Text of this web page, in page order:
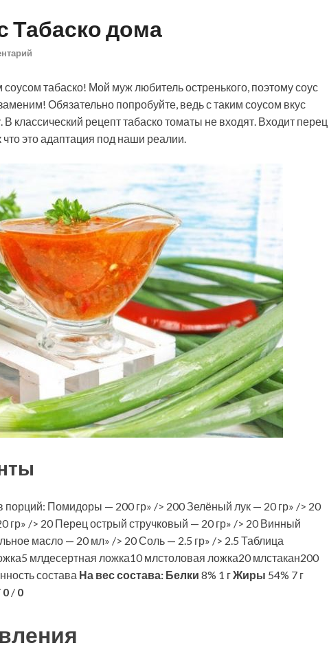
Табаско дома
табаско! Мой муж любитель остренького, поэтому соус
Обязательно попробуйте, ведь с таким соусом вкус
классический рецепт табаско томаты не входят. Входит перец
что это адаптация под наши реалии.
порций: Помидоры — 200 гр» /> 200 Зелёный лук — 20 гр» /> 20
гр» /> 20 Перец острый стручковый — 20 гр» /> 20 Винный
масло — 20 мл» /> 20 Соль — 2.5 гр» /> 2.5 Таблица
млдесертная ложка10 млстоловая ложка20 млстакан200
состава На вес состава: Белки 8% 1 гЖиры 54% 7 г
0 / 0